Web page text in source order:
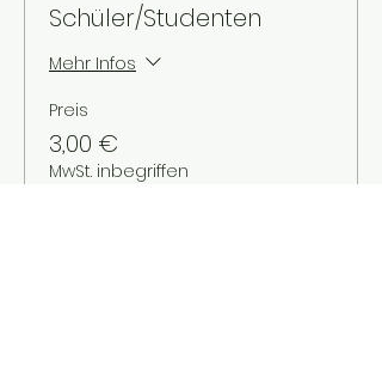
Schüler/Studenten
Mehr Infos
Preis
3,00 €
MwSt. inbegriffen